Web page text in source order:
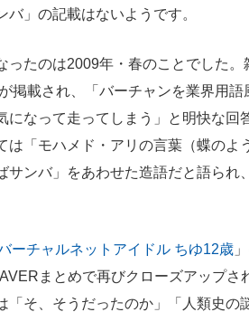
」の記載はないようです。
たのは2009年・春のことでした。
掲載され、「バーチャンを業界用語
になって走ってしまう」と明快な回
「モハメド・アリの言葉（蝶のよ
ンバ」をあわせた造語だと語られ
ーチャルネットアイドル ちゆ12歳
まとめで再びクローズアップさ
そ、そうだったのか」「人類史の